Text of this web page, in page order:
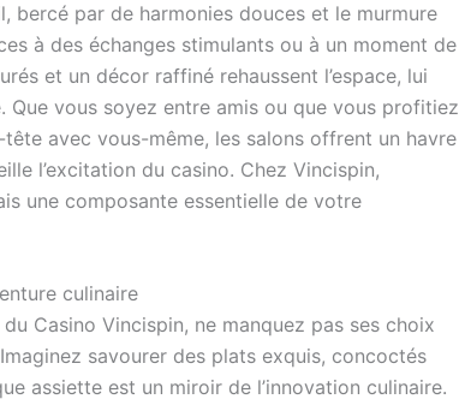
bercé par de harmonies douces et le murmure
à des échanges stimulants ou à un moment de
et un décor raffiné rehaussent l’espace, lui
Que vous soyez entre amis ou que vous profitiez
avec vous-même, les salons offrent un havre
l’excitation du casino. Chez Vincispin,
une composante essentielle de votre
culinaire
Casino Vincispin, ne manquez pas ses choix
savourer des plats exquis, concoctés
assiette est un miroir de l’innovation culinaire.